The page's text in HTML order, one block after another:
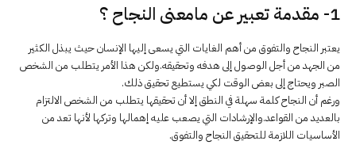
1- مقدمة تعبير عن مامعنى النجاح ؟
يعتبر النجاح والتفوق من أهم الغايات التي يسعى إليها الإنسان حيث يبذل الكثير
من الجهد من أجل الوصول إلى هدفه وتحقيقه.ولكن هذا الأمر يتطلب من الشخص
الصبر ويحتاج إلى بعض الوقت لكي يستطيع تحقيق ذلك.
ورغم أن النجاح كلمة سهلة في النطق إلا أن تحقيقها يتطلب من الشخص الالتزام
بالعديد من القواعد.والإرشادات التي يصعب عليه إهمالها وتركها لأنها تعد من
الأساسيات اللازمة للتحقيق النجاح والتفوق.